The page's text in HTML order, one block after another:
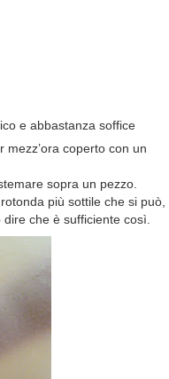
e abbastanza soffice
coperto con un
sopra un pezzo.
più sottile che si può,
che è sufficiente così.